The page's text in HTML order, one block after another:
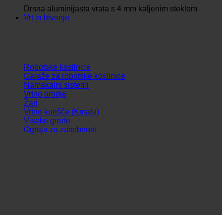
Drsna aluminijasta vrata s 4 mm kaljenim steklom
Vrt in bivanje
Robotske kosilnice
Garaže za robotske kosilnice
Namakalni sistemi
Vrtno orodje
Žari
Vrtno kurišče (Kmalu)
Visoke grede
Ograja za zasebnost